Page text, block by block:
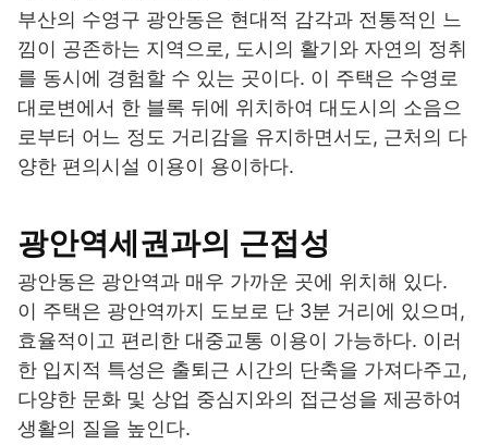
부산의 수영구 광안동은 현대적 감각과 전통적인 느
낌이 공존하는 지역으로, 도시의 활기와 자연의 정취
를 동시에 경험할 수 있는 곳이다. 이 주택은 수영로
대로변에서 한 블록 뒤에 위치하여 대도시의 소음으
로부터 어느 정도 거리감을 유지하면서도, 근처의 다
양한 편의시설 이용이 용이하다.
광안역세권과의 근접성
광안동은 광안역과 매우 가까운 곳에 위치해 있다.
이 주택은 광안역까지 도보로 단 3분 거리에 있으며,
효율적이고 편리한 대중교통 이용이 가능하다. 이러
한 입지적 특성은 출퇴근 시간의 단축을 가져다주고,
다양한 문화 및 상업 중심지와의 접근성을 제공하여
생활의 질을 높인다.